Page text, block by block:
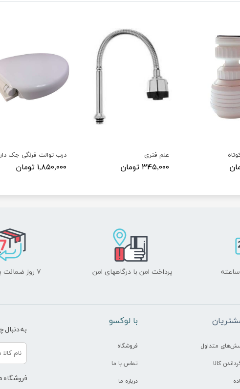
درب توالت فرنگی جک دار
۱,۸۵۰,۰۰۰ تومان
علم فنری
۳۴۵,۰۰۰ تومان
پرداخت امن با درگاههای امن ۷ روز ضمانت بازگشت
متداول
کالا
​با لوکسو
فروشگاه
تماس با ما
درباره ما
به
فروشگاه